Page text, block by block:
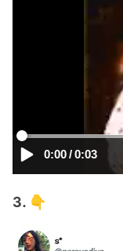
0:00/0:03
3. 👇